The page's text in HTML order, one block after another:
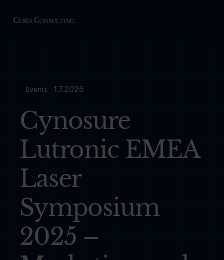
Events 1.7.2026
Cynosure
Lutronic EMEA
Laser
Symposium
2025 –